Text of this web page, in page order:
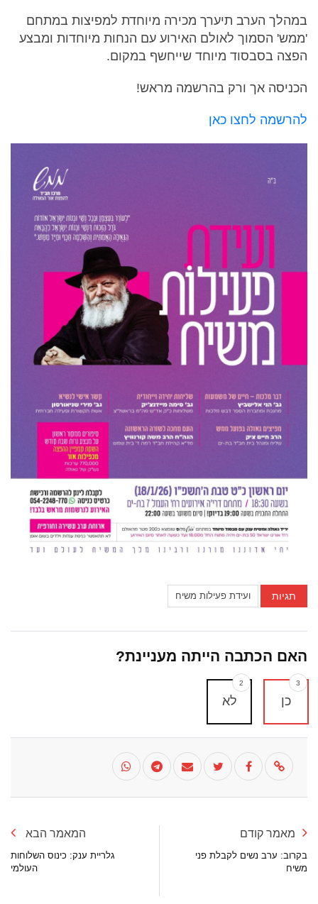
במהלך הערב תיערך מכירה מיוחדת למפיצות במתחם
'ממש' הסמוך לאולם האירוע עם הנחות מיוחדות ומבצע
הפצה בסבסוד מיוחד שייחשף במקום.
הכניסה אך ורק בהרשמה מראש!
להרשמה לחצו כאן
תגיות ועידת פעילות משיח
האם הכתבה הייתה מעניינת?
כן
3
לא
2
מאמר קודם
בקרוב: ערב נשים לקבלת פני
משיח
המאמר הבא
גלריית ענק: כינוס השלוחות
העולמי